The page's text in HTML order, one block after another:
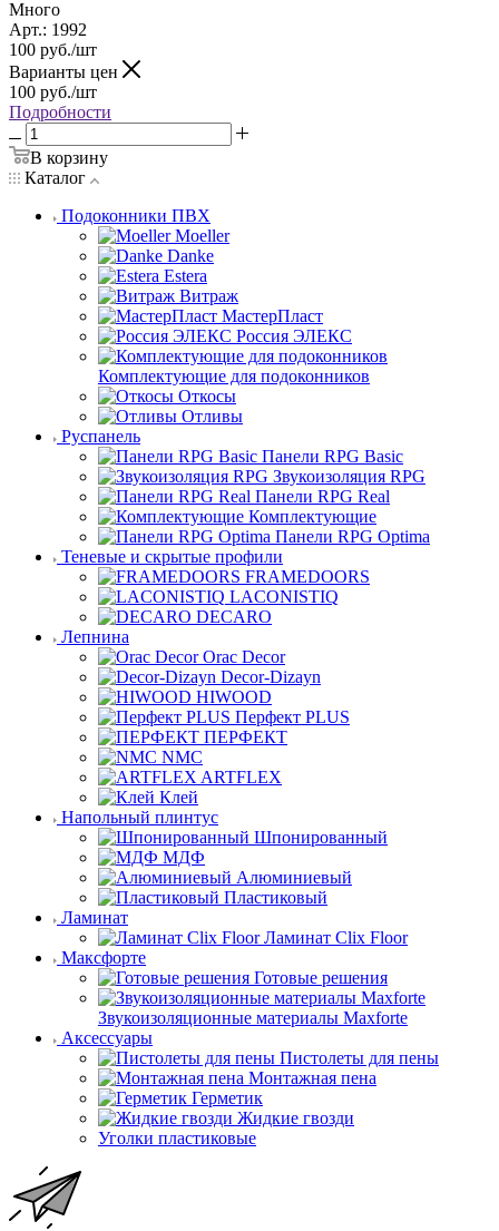
Много
Арт.: 1992
100 руб./шт
Варианты цен
100 руб./шт
Подробности
В корзину
Каталог
Подоконники ПВХ
Moeller
Danke
Estera
Витраж
МастерПласт
Россия ЭЛЕКС
Комплектующие для подоконников
Откосы
Отливы
Руспанель
Панели RPG Basic
Звукоизоляция RPG
Панели RPG Real
Комплектующие
Панели RPG Optima
Теневые и скрытые профили
FRAMEDOORS
LACONISTIQ
DECARO
Лепнина
Orac Decor
Decor-Dizayn
HIWOOD
Перфект PLUS
ПЕРФЕКТ
NMC
ARTFLEX
Клей
Напольный плинтус
Шпонированный
МДФ
Алюминиевый
Пластиковый
Ламинат
Ламинат Clix Floor
Максфорте
Готовые решения
Звукоизоляционные материалы Maxforte
Аксессуары
Пистолеты для пены
Монтажная пена
Герметик
Жидкие гвозди
Уголки пластиковые